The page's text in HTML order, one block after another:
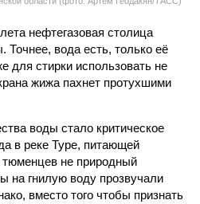
нефтегазовая столица
Точнее, вода есть, только её
для стирки использовать не
жижа пахнет протухшими
воды стало критическое
в реке Туре, питающей
не природный
на гнилую воду прозвучали
вместо того чтобы признать